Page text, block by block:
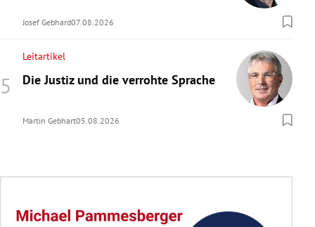
Josef Gebhard07.08.2026
Leitartikel
Die Justiz und die verrohte Sprache
Martin Gebhart05.08.2026